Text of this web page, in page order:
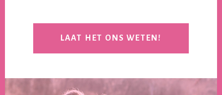
LAAT HET ONS WETEN!